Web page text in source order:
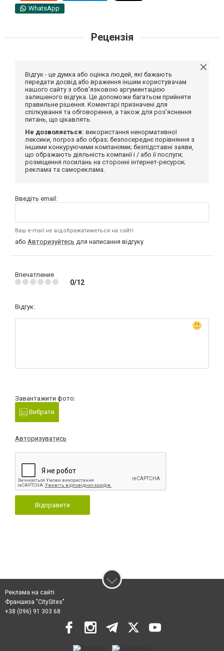
WhatsApp
Рецензія
Відгук - це думка або оцінка людей, які бажають
передати досвід або враження іншим користувачам
нашого сайту з обов'язковою аргументацією
залишеного відгука. Це допоможе багатьом прийняти
правильне рішення. Коментарі призначені для
спілкування та обговорення, а також для роз'яснення
питань, що цікавлять.
Не дозволяється: використання ненормативної
лексики, погроз або образ; безпосереднє порівняння з
іншими конкуруючими компаніями; безпідставні заяви,
що ображають діяльність компанії і / або її послуги;
розміщення посилань на сторонні інтернет-ресурси;
реклама та самореклама.
Введіть email:
Ваш e-mail не відображатиметься на сайті
або Авторизуйтесь для написання відгуку
Впечатления
0/12
Відгук:
Завантажити фото:
Вибрати
Авторизуватись
Відправити
Реклама на сайті
Франшиза "CitySites"
+38 (096) 91 303 68